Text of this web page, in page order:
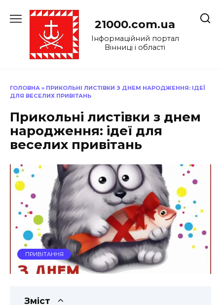
до
21000.com.ua
Інформаційний портал
Вінниці і області
ГОЛОВНА » ПРИКОЛЬНІ ЛИСТІВКИ З ДНЕМ НАРОДЖЕННЯ: ІДЕЇ
ДЛЯ ВЕСЕЛИХ ПРИВІТАНЬ
Прикольні листівки з днем
народження: ідеї для
веселих привітань
ПРИВІТАННЯ
Зміст